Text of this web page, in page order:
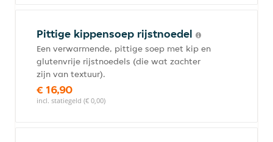
Pittige kippensoep rijstnoedel
Een verwarmende, pittige soep met kip en
glutenvrije rijstnoedels (die wat zachter
zijn van textuur).
€ 16,90
incl. statiegeld (€ 0,00)